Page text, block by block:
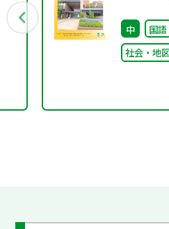
取り組
～
中 国語
社会・地